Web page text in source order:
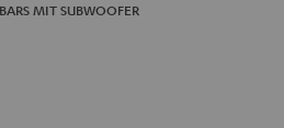
MIT SUBWOOFER